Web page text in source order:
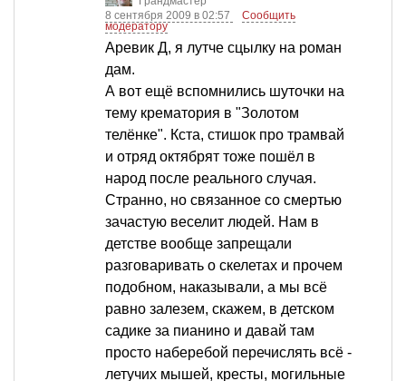
8 сентября 2009 в 02:57
Сообщить
модератору
Аревик Д, я лутче сцылку на роман
дам.
А вот ещё вспомнились шуточки на
тему крематория в "Золотом
телёнке". Кста, стишок про трамвай
и отряд октябрят тоже пошёл в
народ после реального случая.
Странно, но связанное со смертью
зачастую веселит людей. Нам в
детстве вообще запрещали
разговаривать о скелетах и прочем
подобном, наказывали, а мы всё
равно залезем, скажем, в детском
садике за пианино и давай там
просто наберебой перечислять всё -
летучих мышей, кресты, могильные